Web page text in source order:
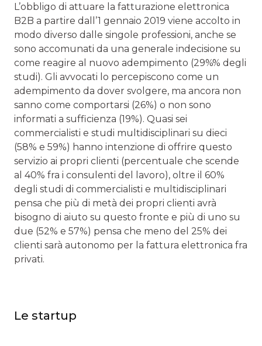
L’obbligo di attuare la fatturazione elettronica
B2B a partire dall’1 gennaio 2019 viene accolto in
modo diverso dalle singole professioni, anche se
sono accomunati da una generale indecisione su
come reagire al nuovo adempimento (29%% degli
studi). Gli avvocati lo percepiscono come un
adempimento da dover svolgere, ma ancora non
sanno come comportarsi (26%) o non sono
informati a sufficienza (19%). Quasi sei
commercialisti e studi multidisciplinari su dieci
(58% e 59%) hanno intenzione di offrire questo
servizio ai propri clienti (percentuale che scende
al 40% fra i consulenti del lavoro), oltre il 60%
degli studi di commercialisti e multidisciplinari
pensa che più di metà dei propri clienti avrà
bisogno di aiuto su questo fronte e più di uno su
due (52% e 57%) pensa che meno del 25% dei
clienti sarà autonomo per la fattura elettronica fra
privati.
Le startup